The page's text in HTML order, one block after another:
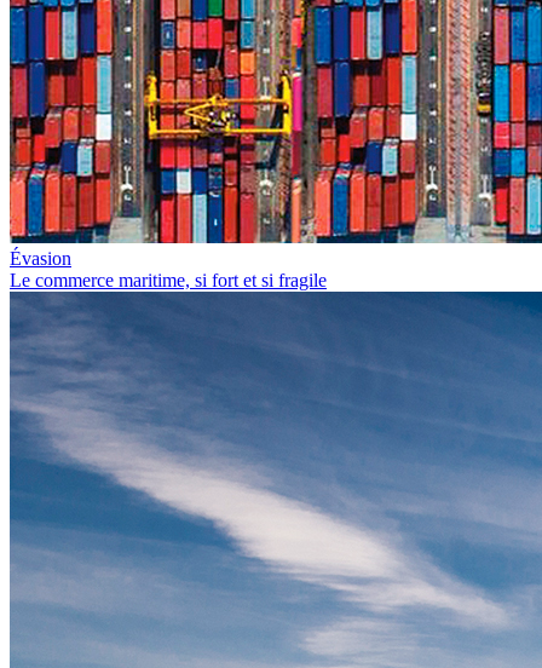
Évasion
Le commerce maritime, si fort et si fragile